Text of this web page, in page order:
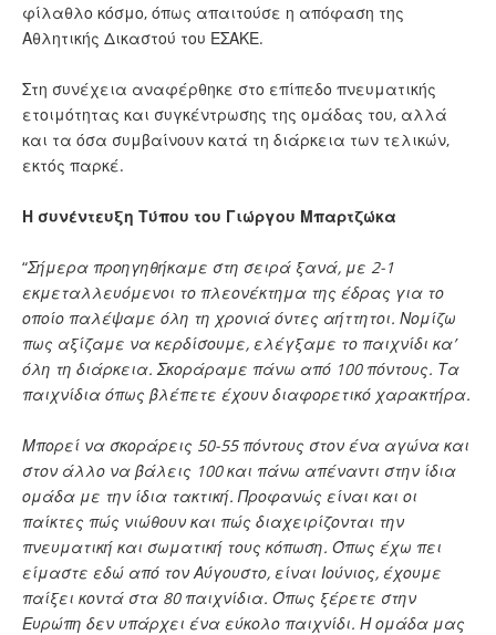
φίλαθλο κόσμο, όπως απαιτούσε η απόφαση της
Αθλητικής Δικαστού του ΕΣΑΚΕ.
Στη συνέχεια αναφέρθηκε στο επίπεδο πνευματικής
ετοιμότητας και συγκέντρωσης της ομάδας του, αλλά
και τα όσα συμβαίνουν κατά τη διάρκεια των τελικών,
εκτός παρκέ.
Η συνέντευξη Τύπου του Γιώργου Μπαρτζώκα
“Σήμερα προηγηθήκαμε στη σειρά ξανά, με 2-1
εκμεταλλευόμενοι το πλεονέκτημα της έδρας για το
οποίο παλέψαμε όλη τη χρονιά όντες αήττητοι. Νομίζω
πως αξίζαμε να κερδίσουμε, ελέγξαμε το παιχνίδι κα’
όλη τη διάρκεια. Σκοράραμε πάνω από 100 πόντους. Τα
παιχνίδια όπως βλέπετε έχουν διαφορετικό χαρακτήρα.
Μπορεί να σκοράρεις 50-55 πόντους στον ένα αγώνα και
στον άλλο να βάλεις 100 και πάνω απέναντι στην ίδια
ομάδα με την ίδια τακτική. Προφανώς είναι και οι
παίκτες πώς νιώθουν και πώς διαχειρίζονται την
πνευματική και σωματική τους κόπωση. Όπως έχω πει
είμαστε εδώ από τον Αύγουστο, είναι Ιούνιος, έχουμε
παίξει κοντά στα 80 παιχνίδια. Όπως ξέρετε στην
Ευρώπη δεν υπάρχει ένα εύκολο παιχνίδι. Η ομάδα μας